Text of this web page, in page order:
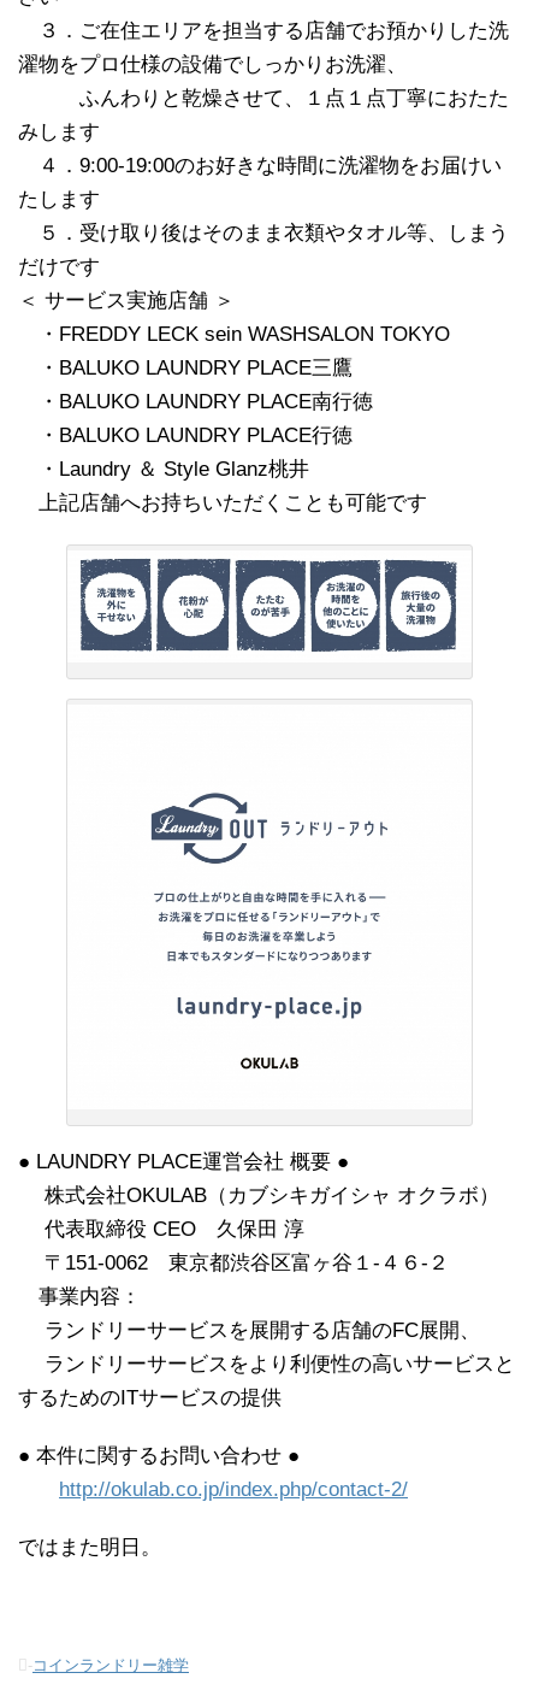
３．ご在住エリアを担当する店舗でお預かりした洗
濯物をプロ仕様の設備でしっかりお洗濯、
ふんわりと乾燥させて、１点１点丁寧におたた
みします
４．9:00-19:00のお好きな時間に洗濯物をお届けい
たします
５．受け取り後はそのまま衣類やタオル等、しまう
だけです
＜ サービス実施店舗 ＞
・FREDDY LECK sein WASHSALON TOKYO
・BALUKO LAUNDRY PLACE三鷹
・BALUKO LAUNDRY PLACE南行徳
・BALUKO LAUNDRY PLACE行徳
・Laundry ＆ Style Glanz桃井
上記店舗へお持ちいただくことも可能です
● LAUNDRY PLACE運営会社 概要 ●
株式会社OKULAB（カブシキガイシャ オクラボ）
代表取締役 CEO 久保田 淳
〒151-0062 東京都渋谷区富ヶ谷１-４６-２
事業内容：
ランドリーサービスを展開する店舗のFC展開、
ランドリーサービスをより利便性の高いサービスと
するためのITサービスの提供
● 本件に関するお問い合わせ ●
http://okulab.co.jp/index.php/contact-2/
ではまた明日。
-コインランドリー雑学